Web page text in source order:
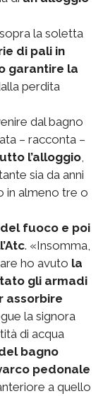
la soletta
di pali in
garantire la
perdita
dal bagno
– racconta –
l’alloggio
sia da anni
in almeno tre o
del fuoco e poi
. «Insomma,
ho avuto la
gli armadi
assorbire
la signora
di acqua
bagno
pedonale
a quello